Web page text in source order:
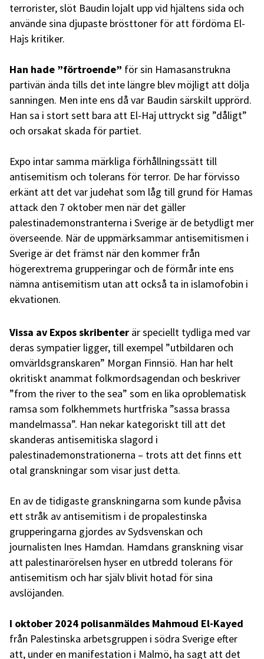
terrorister, slöt Baudin lojalt upp vid hjältens sida och
använde sina djupaste brösttoner för att fördöma El-
Hajs kritiker.
Han hade ”förtroende” för sin Hamasanstrukna
partivän ända tills det inte längre blev möjligt att dölja
sanningen. Men inte ens då var Baudin särskilt upprörd.
Han sa i stort sett bara att El-Haj uttryckt sig ”dåligt”
och orsakat skada för partiet.
Expo intar samma märkliga förhållningssätt till
antisemitism och tolerans för terror. De har förvisso
erkänt att det var judehat som låg till grund för Hamas
attack den 7 oktober men när det gäller
palestinademonstranterna i Sverige är de betydligt mer
överseende. När de uppmärksammar antisemitismen i
Sverige är det främst när den kommer från
högerextrema grupperingar och de förmår inte ens
nämna antisemitism utan att också ta in islamofobin i
ekvationen.
Vissa av Expos skribenter är speciellt tydliga med var
deras sympatier ligger, till exempel ”utbildaren och
omvärldsgranskaren” Morgan Finnsiö. Han har helt
okritiskt anammat folkmordsagendan och beskriver
”from the river to the sea” som en lika oproblematisk
ramsa som folkhemmets hurtfriska ”sassa brassa
mandelmassa”. Han nekar kategoriskt till att det
skanderas antisemitiska slagord i
palestinademonstrationerna – trots att det finns ett
otal granskningar som visar just detta.
En av de tidigaste granskningarna som kunde påvisa
ett stråk av antisemitism i de propalestinska
grupperingarna gjordes av Sydsvenskan och
journalisten Ines Hamdan. Hamdans granskning visar
att palestinarörelsen hyser en utbredd tolerans för
antisemitism och har själv blivit hotad för sina
avslöjanden.
I oktober 2024 polisanmäldes Mahmoud El-Kayed
från Palestinska arbetsgruppen i södra Sverige efter
att, under en manifestation i Malmö, ha sagt att det